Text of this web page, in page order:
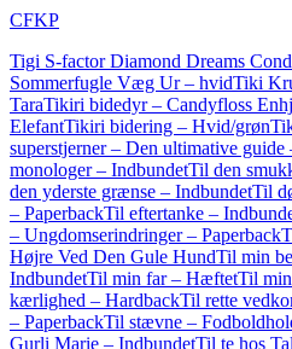
CFKP
Tigi S-factor Diamond Dreams
Sommerfugle Væg Ur – hvidTiki
TaraTikiri bidedyr – Candyfloss
ElefantTikiri bidering – Hvid/grøn
superstjerner – Den ultimative guide
monologer – IndbundetTil den
den yderste grænse – IndbundetTil
– PaperbackTil eftertanke –
– Ungdomserindringer – Paperback
Højre Ved Den Gule HundTil min
IndbundetTil min far – HæftetTil
kærlighed – HardbackTil rette
– PaperbackTil stævne –
Gurli Marie – IndbundetTil te hos